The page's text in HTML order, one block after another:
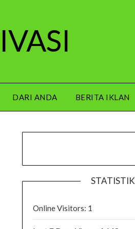
DARI ANDA BERITA IKLAN
STATISTIK
Online Visitors: 1